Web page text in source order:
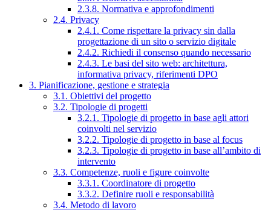
2.3.8. Normativa e approfondimenti
2.4. Privacy
2.4.1. Come rispettare la privacy sin dalla
progettazione di un sito o servizio digitale
2.4.2. Richiedi il consenso quando necessario
2.4.3. Le basi del sito web: architettura,
informativa privacy, riferimenti DPO
3. Pianificazione, gestione e strategia
3.1. Obiettivi del progetto
3.2. Tipologie di progetti
3.2.1. Tipologie di progetto in base agli attori
coinvolti nel servizio
3.2.2. Tipologie di progetto in base al focus
3.2.3. Tipologie di progetto in base all’ambito di
intervento
3.3. Competenze, ruoli e figure coinvolte
3.3.1. Coordinatore di progetto
3.3.2. Definire ruoli e responsabilità
3.4. Metodo di lavoro